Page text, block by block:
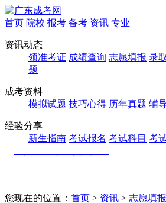
首页 院校 报考 备考 资讯 专业
资讯动态
领准考证 成绩查询 志愿填报 录
题
成考资料
模拟试题 技巧心得 历年真题 辅
经验分享
新生指南 考试报名 考试科目 考
您现在的位置： 首页 > 资讯 > 志愿填报